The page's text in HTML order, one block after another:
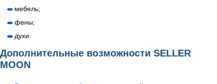
мебель;
фены;
духи.
Дополнительные возможности SELLER
MOON